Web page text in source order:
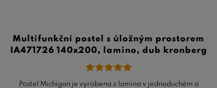
Multifunkční postel s úložným prostorem
IA471726 140x200, lamino, dub kronberg
Postel Michigan je vyrobena z lamina v jednoduchém a